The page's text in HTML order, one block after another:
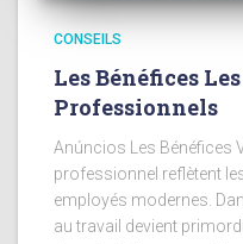
CONSEILS
Les Bénéfices
Professionnels
Anúncios Les Bénéfices
professionnel reflètent
employés modernes.
au travail devient